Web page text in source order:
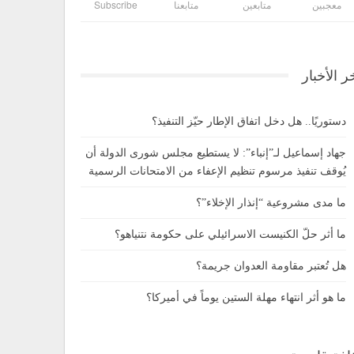
معجبين متابعين متابعنا Subscribe
الأخبار
دستوريًا.. هل دخل اتفاق الإطار حيّز التنفيذ؟
جهاد إسماعيل لـ”إنباء”: لا يستطيع مجلس شورى الدولة أن
يُوقف تنفيذ مرسوم تنظيم الإعفاء من الامتحانات الرسمية
ما مدى مشروعية “إنذار الإخلاء”؟
ما أثر حلّ الكنيست الاسرائيلي على حكومة نتنياهو؟
هل تُعتبر مقاومة العدوان جريمة؟
ما هو أثر انتهاء مهلة الستين يوماً في أميركا؟